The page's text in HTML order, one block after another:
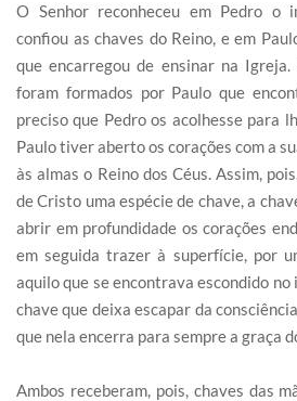
O Senhor reconheceu em Pedro o
confiou as chaves do Reino, e em
que encarregou de ensinar na
foram formados por Paulo que
preciso que Pedro os acolhesse para
Paulo tiver aberto os corações com a
às almas o Reino dos Céus. Assim,
de Cristo uma espécie de chave, a
abrir em profundidade os corações
em seguida trazer à superfície, por
aquilo que se encontrava escondido
chave que deixa escapar da
que nela encerra para sempre a graça
Ambos receberam, pois, chaves das